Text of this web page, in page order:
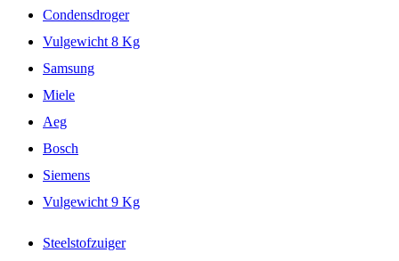
Condensdroger
Vulgewicht 8 Kg
Samsung
Miele
Aeg
Bosch
Siemens
Vulgewicht 9 Kg
Steelstofzuiger